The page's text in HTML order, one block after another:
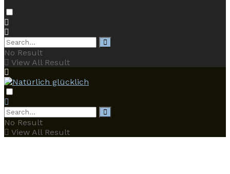
No Result
View All Result
No Result
View All Result